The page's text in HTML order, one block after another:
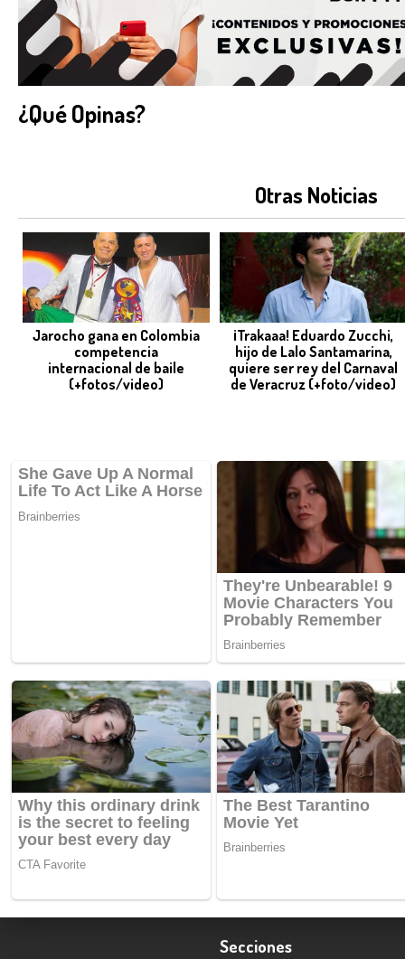
¿Qué Opinas?
Otras Noticias
Jarocho gana en Colombia
competencia
internacional de baile
(+fotos/video)
¡Trakaaa! Eduardo Zucchi,
hijo de Lalo Santamarina,
quiere ser rey del Carnaval
de Veracruz (+foto/video)
Secciones